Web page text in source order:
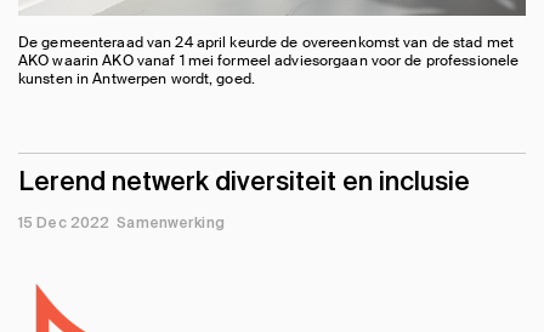
De gemeenteraad van 24 april keurde de overeenkomst van de stad met
AKO waarin AKO vanaf 1 mei formeel adviesorgaan voor de professionele
kunsten in Antwerpen wordt, goed.
Lerend netwerk diversiteit en inclusie
15 Dec 2022 Samenwerking